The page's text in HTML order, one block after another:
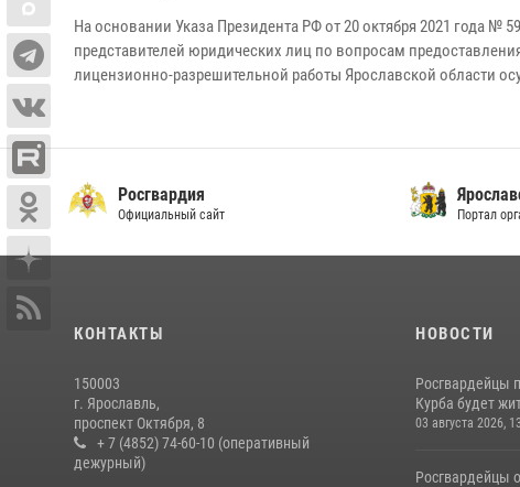
На основании Указа Президента РФ от 20 октября 2021 года №
представителей юридических лиц по вопросам
лицензионно-разрешительной работы Ярославской области
Росгвардия
Официальный сайт Портал
КОНТАКТЫ
150003
г. Ярославль,
проспект Октября, 8
+ 7 (4852) 74-60-10 (оперативный
дежурный)
НОВОСТИ
Росгвардейцы
Курба будет
03 августа 2026,
Росгвардейцы